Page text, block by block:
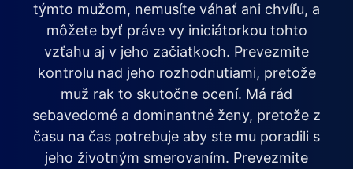
týmto mužom, nemusíte váhať ani chvíľu, a
môžete byť práve vy iniciátorkou tohto
vzťahu aj v jeho začiatkoch. Prevezmite
kontrolu nad jeho rozhodnutiami, pretože
muž rak to skutočne ocení. Má rád
sebavedomé a dominantné ženy, pretože z
času na čas potrebuje aby ste mu poradili s
jeho životným smerovaním. Prevezmite